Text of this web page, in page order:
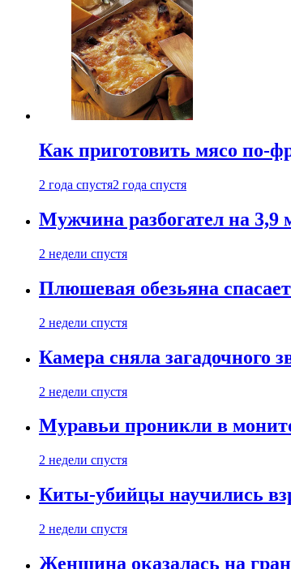
Как приготовить мясо по-
2 года спустя2 года спустя
Мужчина разбогател на 3,9
2 недели спустя
Плюшевая обезьяна
2 недели спустя
Камера сняла загадочного
2 недели спустя
Муравьи проникли в
2 недели спустя
Киты-убийцы научились
2 недели спустя
Женщина оказалась на